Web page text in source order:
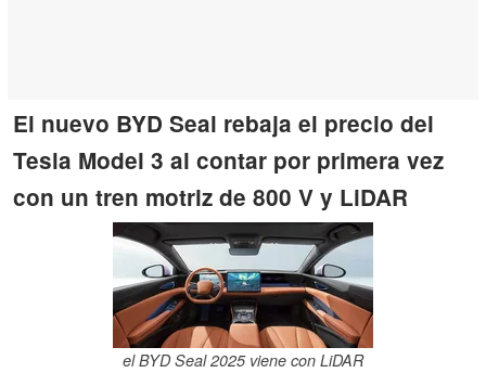
El nuevo BYD Seal rebaja el precio del
Tesla Model 3 al contar por primera vez
con un tren motriz de 800 V y LiDAR
el BYD Seal 2025 viene con LiDAR